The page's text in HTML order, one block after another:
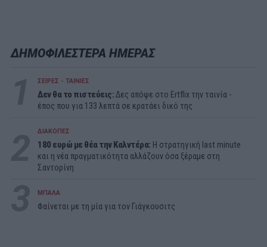
ΔΗΜΟΦΙΛΕΣΤΕΡΑ ΗΜΕΡΑΣ
ΣΕΙΡΕΣ - ΤΑΙΝΙΕΣ
Δεν θα το πιστεύεις:Δες απόψε στο Ertflix την ταινία -
έπος που για 133 λεπτά σε κρατάει δικό της
ΔΙΑΚΟΠΕΣ
180 ευρώ με θέα την Καλντέρα: Η στρατηγική last minute
και η νέα πραγματικότητα αλλάζουν όσα ξέραμε στη
Σαντορίνη
ΜΠΑΛΑ
Φαίνεται με τη μία για τον Γιάγκουσιτς